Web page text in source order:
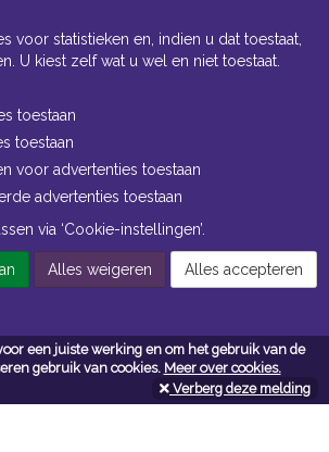
een juiste werking en om het gebruik van de
gebruik van cookies. Meer over cookies.
Verberg deze melding
Kantoor
Magazijn
voor statistieken en, indien u dat toestaat,
U kiest zelf wat u wel en niet toestaat.
toestaan
toestaan
voor advertenties toestaan
advertenties toestaan
via ‘Cookie-instellingen’.
Alles weigeren Alles accepteren